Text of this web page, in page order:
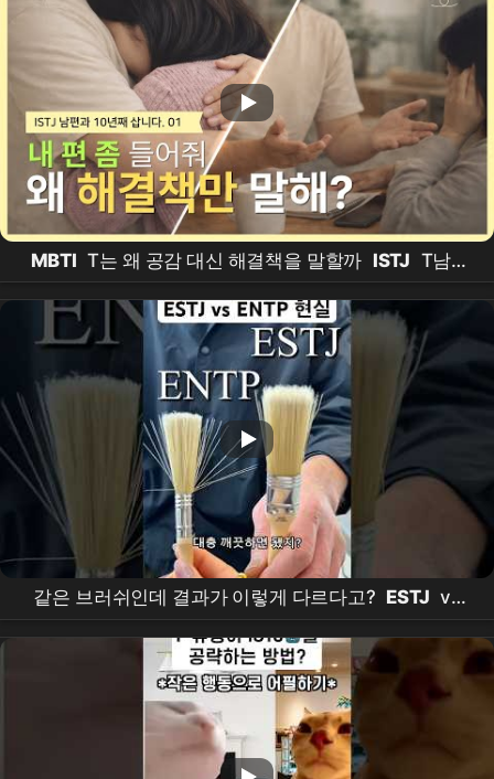
MBTI T는 왜 공감 대신 해결책을 말할까 ISTJ T남편
과 살며 알게 된 것
같은 브러쉬인데 결과가 이렇게 다르다고? ESTJ vs
ENTP #미용실일상#미용사브이로그# MBTI 공감
ENTP
#디자이너일상#헤어디자이너#미첼
헤어폼 #이문아이파크자이